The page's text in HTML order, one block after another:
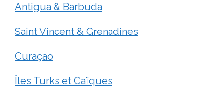
Antigua & Barbuda
Saint Vincent & Grenadines
Curaçao
Îles Turks et Caïques